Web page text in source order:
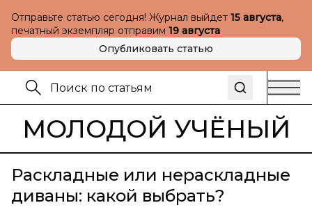
Отправьте статью сегодня! Журнал выйдет 15 августа,
печатный экземпляр отправим 19 августа
Опубликовать статью
МОЛОДОЙ УЧЁНЫЙ
Раскладные или нераскладные
диваны: какой выбрать?